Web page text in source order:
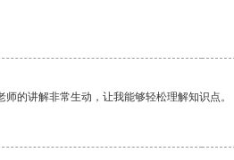
的讲解非常生动，让我能够轻松理解知识点。